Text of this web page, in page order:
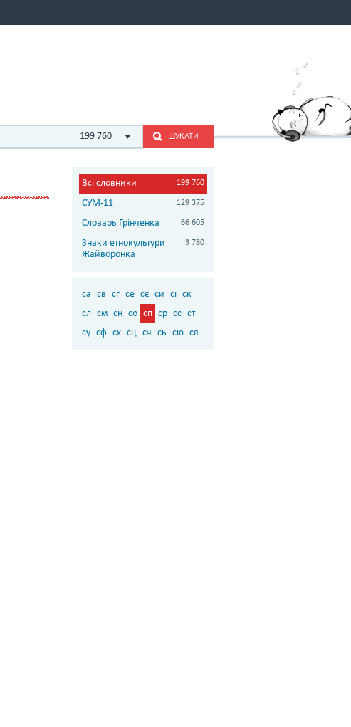
199 760 ШУКАТИ
Всі словники 199 760
СУМ-11 129 375
Словарь Грінченка 66 605
Знаки етнокультури
Жайворонка
3 780
са св сг се сє си сі ск
сл см сн со сп ср сс ст
су сф сх сц сч сь сю ся